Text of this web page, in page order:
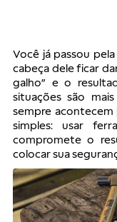
Você já passou
cabeça dele ficar
galho” e o
situações são
sempre
simples: usar
compromete o
colocar sua